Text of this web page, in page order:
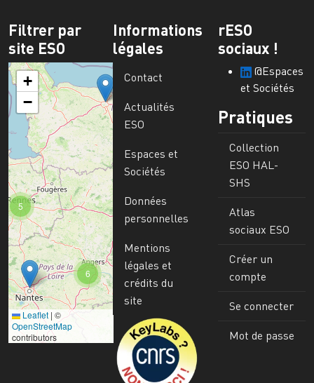
Filtrer par
site ESO
6
5
+
−
Leaflet | ©
OpenStreetMap
contributors
Informations
légales
Contact
Actualités
ESO
Espaces et
Sociétés
Données
personnelles
Mentions
légales et
crédits du
site
Image
rESO
sociaux !
@Espaces
et Sociétés
Pratiques
Collection
ESO HAL-
SHS
Atlas
sociaux ESO
Créer un
compte
Se connecter
Mot de passe